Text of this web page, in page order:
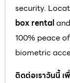
security.
box rentaland
100% peace
biometric
ติดต่อเราวันนี้ เ